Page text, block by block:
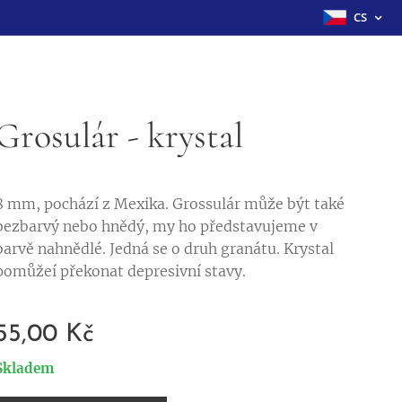
CS
- krystal
mm, pochází z Mexika. Grossulár může být také
nebo hnědý, my ho představujeme v
nahnědlé. Jedná se o druh granátu. Krystal
překonat depresivní stavy.
Kč